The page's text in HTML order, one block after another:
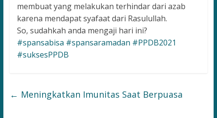
membuat yang melakukan terhindar dari azab
karena mendapat syafaat dari Rasulullah.
So, sudahkah anda mengaji hari ini?
#spansabisa #spansaramadan #PPDB2021
#suksesPPDB
← Meningkatkan Imunitas Saat Berpuasa